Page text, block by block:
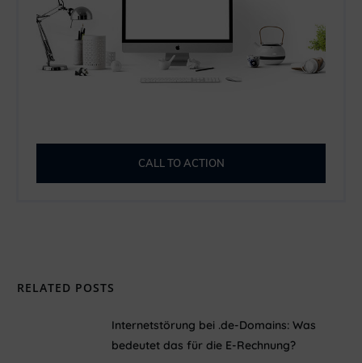
CALL TO ACTION
RELATED POSTS
Internetstörung bei .de-Domains: Was
bedeutet das für die E-Rechnung?